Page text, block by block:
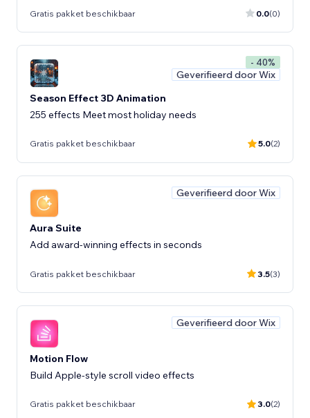
Gratis pakket beschikbaar 0.0(0)
- 40%
Geverifieerd door Wix
Season Effect 3D Animation
255 effects Meet most holiday needs
Gratis pakket beschikbaar 5.0(2)
Geverifieerd door Wix
Aura Suite
Add award-winning effects in seconds
Gratis pakket beschikbaar 3.5(3)
Geverifieerd door Wix
Motion Flow
Build Apple-style scroll video effects
Gratis pakket beschikbaar 3.0(2)